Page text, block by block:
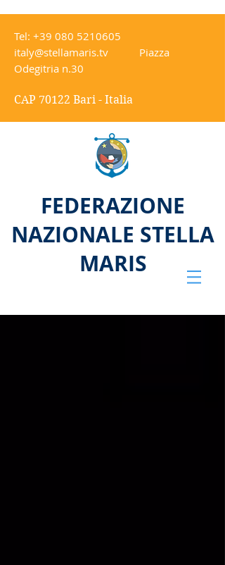
Tel: +39 080 5210605
italy@stellamaris.tv Piazza
Odegitria n.30
CAP 70122 Bari - Italia
FEDERAZIONE
NAZIONALE STELLA
MARIS